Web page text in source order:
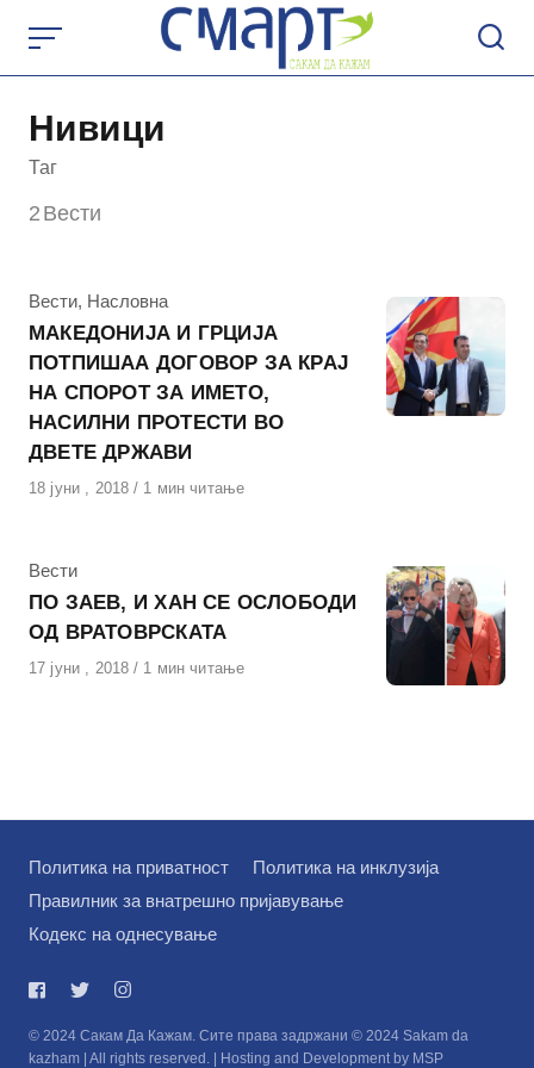
content
Нивици
Таг
2 Вести
КАтегорија
Вести, Насловна
МАКЕДОНИЈА И ГРЦИЈА
ПОТПИШАА ДОГОВОР ЗА КРАЈ
НА СПОРОТ ЗА ИМЕТО,
НАСИЛНИ ПРОТЕСТИ ВО
ДВЕТЕ ДРЖАВИ
Објавено
18 јуни , 2018 1 мин читање
КАтегорија
Вести
ПО ЗАЕВ, И ХАН СЕ ОСЛОБОДИ
ОД ВРАТОВРСКАТА
Објавено
17 јуни , 2018 1 мин читање
Политика на приватност
Политика на инклузија
Правилник за внатрешно пријавување
Кодекс на однесување
© 2024 Сакам Да Кажам. Сите права задржани © 2024 Sakam da
kazham | All rights reserved. | Hosting and Development by MSP